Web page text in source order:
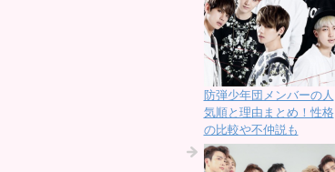
防弾少年団メンバーの人
気順と理由まとめ！性格
の比較や不仲説も